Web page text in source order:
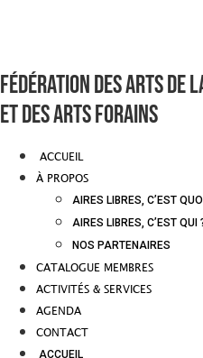
Fédération des arts de
et des arts forains
ACCUEIL
À PROPOS
AIRES LIBRES, C’EST
AIRES LIBRES, C’EST QUI
NOS PARTENAIRES
CATALOGUE MEMBRES
ACTIVITÉS & SERVICES
AGENDA
CONTACT
ACCUEIL